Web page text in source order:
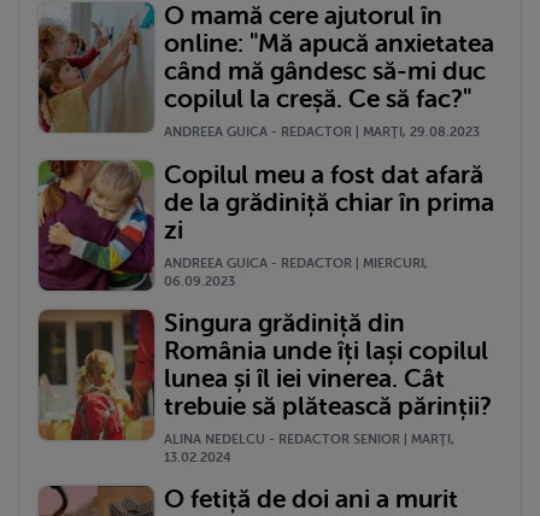
O mamă cere ajutorul în
online: "Mă apucă anxietatea
când mă gândesc să-mi duc
copilul la creșă. Ce să fac?"
ANDREEA GUICA - REDACTOR | MARŢI, 29.08.2023
Copilul meu a fost dat afară
de la grădiniță chiar în prima
zi
ANDREEA GUICA - REDACTOR | MIERCURI,
06.09.2023
Singura grădiniță din
România unde îți lași copilul
lunea și îl iei vinerea. Cât
trebuie să plătească părinții?
ALINA NEDELCU - REDACTOR SENIOR | MARŢI,
13.02.2024
O fetiță de doi ani a murit